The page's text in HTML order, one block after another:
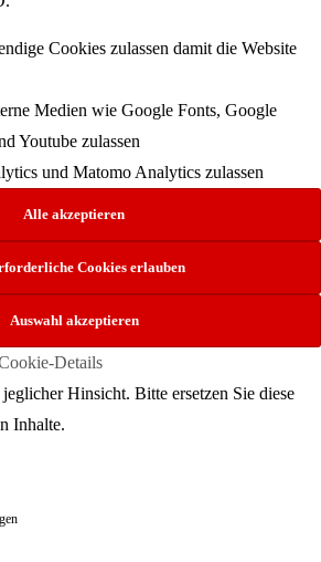
Cookies zulassen damit die Website
Medien wie Google Fonts, Google
Youtube zulassen
und Matomo Analytics zulassen
Details
Hinsicht. Bitte ersetzen Sie diese
Inhalte.